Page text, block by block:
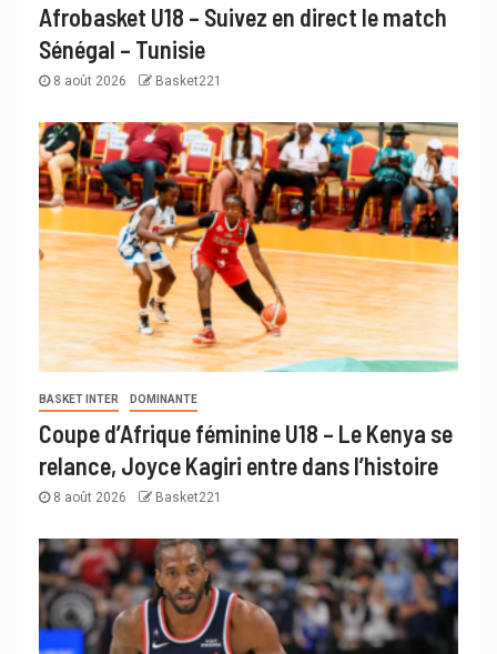
Afrobasket U18 – Suivez en direct le match
Sénégal – Tunisie
8 août 2026 Basket221
BASKET INTER DOMINANTE
Coupe d’Afrique féminine U18 – Le Kenya se
relance, Joyce Kagiri entre dans l’histoire
8 août 2026 Basket221